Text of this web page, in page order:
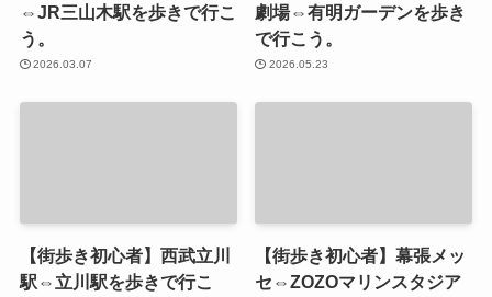
⇔JR三山木駅を歩きで行こ
う。
2026.03.07
劇場⇔有明ガーデンを歩き
で行こう。
2026.05.23
【街歩き初心者】西武立川
駅⇔立川駅を歩きで行こ
【街歩き初心者】幕張メッ
セ⇔ZOZOマリンスタジア